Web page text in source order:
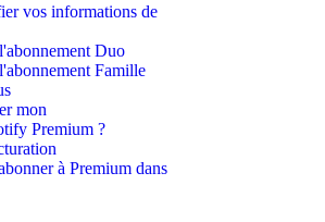
vos informations de
Duo
Famille
mon
Premium ?
à Premium dans